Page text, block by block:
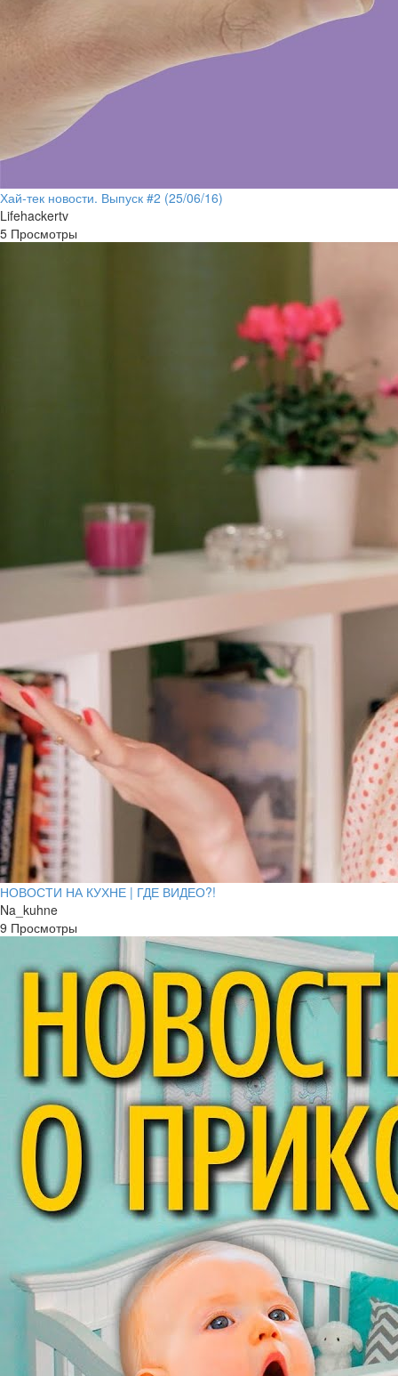
Хай-тек новости. Выпуск #2 (25/06/16)
Lifehackertv
5 Просмотры
НОВОСТИ НА КУХНЕ | ГДЕ ВИДЕО?!
Na_kuhne
9 Просмотры